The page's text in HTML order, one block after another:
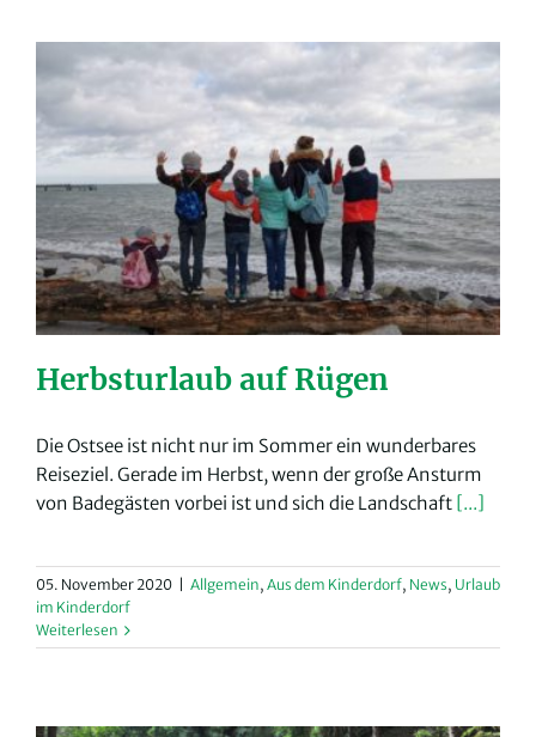
Herbsturlaub auf Rügen
Die Ostsee ist nicht nur im Sommer ein wunderbares
Reiseziel. Gerade im Herbst, wenn der große Ansturm
von Badegästen vorbei ist und sich die Landschaft [...]
05. November 2020 Allgemein, Aus dem Kinderdorf, News, Urlaub
im Kinderdorf
Weiterlesen